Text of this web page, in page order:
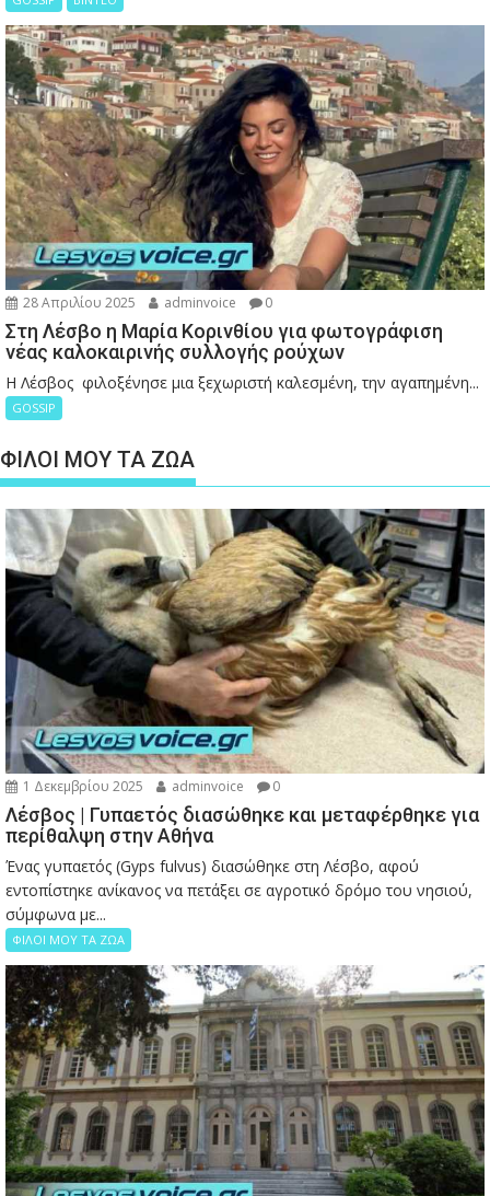
28 Απριλίου 2025 adminvoice 0
Στη Λέσβο η Μαρία Κορινθίου για φωτογράφιση
νέας καλοκαιρινής συλλογής ρούχων
Η Λέσβος φιλοξένησε μια ξεχωριστή καλεσμένη, την αγαπημένη...
GOSSIP
ΦΙΛΟΙ ΜΟΥ ΤΑ ΖΩΑ
1 Δεκεμβρίου 2025 adminvoice 0
Λέσβος | Γυπαετός διασώθηκε και μεταφέρθηκε για
περίθαλψη στην Αθήνα
Ένας γυπαετός (Gyps fulvus) διασώθηκε στη Λέσβο, αφού
εντοπίστηκε ανίκανος να πετάξει σε αγροτικό δρόμο του νησιού,
σύμφωνα με...
ΦΙΛΟΙ ΜΟΥ ΤΑ ΖΩΑ